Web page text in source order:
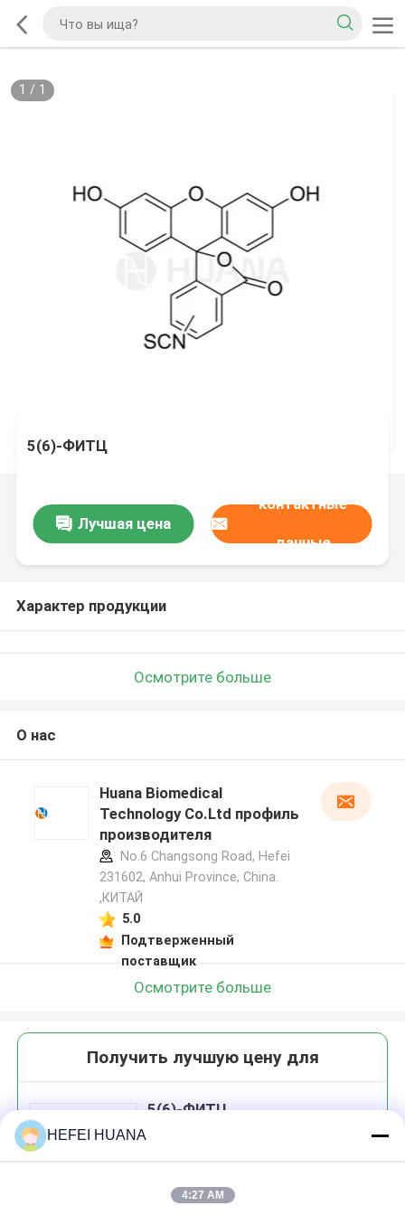
1 / 1
5(6)-ФИТЦ
Лучшая цена
контактные
данные
Характер продукции
Осмотрите больше
О нас
Huana Biomedical
Technology Co.Ltd профиль
производителя
No.6 Changsong Road, Hefei
231602, Anhui Province, China.
,КИТАЙ
5.0
Подтверженный
поставщик
Осмотрите больше
Получить лучшую цену для
5(6)-ФИТЦ
HEFEI HUANA
4:27 AM